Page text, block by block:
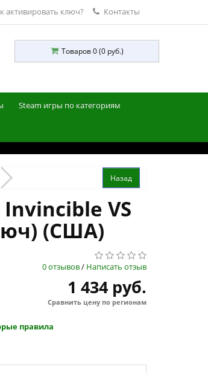
активировать ключ? Контакты
Товаров 0 (0 руб.)
Steam игры по категориям
VS
(США)
0 отзывов/ Написать отзыв
1 434 руб.
Сравнить цену по регионам
правила